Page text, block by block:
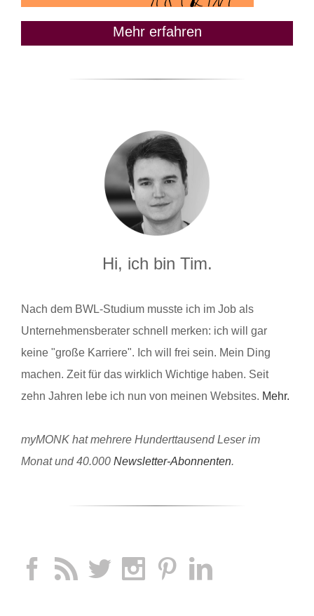
Mehr erfahren
Hi, ich bin Tim.
Nach dem BWL-Studium musste ich im Job als
Unternehmensberater schnell merken: ich will gar
keine "große Karriere". Ich will frei sein. Mein Ding
machen. Zeit für das wirklich Wichtige haben. Seit
zehn Jahren lebe ich nun von meinen Websites. Mehr.
myMONK hat mehrere Hunderttausend Leser im
Monat und 40.000 Newsletter-Abonnenten.